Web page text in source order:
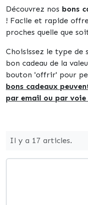
Découvrez nos bons
! Facile et rapide
proches quelle que
Choisissez le type
bon cadeau de la
bouton 'offrir' pour
bons cadeaux
par email ou par
Il y a 17 articles.